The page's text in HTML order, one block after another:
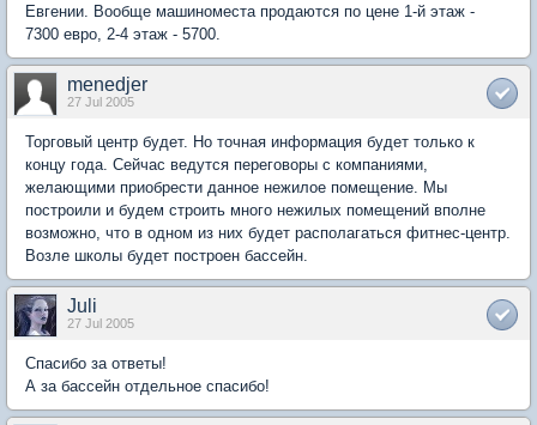
Евгении. Вообще машиноместа продаются по цене 1-й этаж -
7300 евро, 2-4 этаж - 5700.
menedjer
27 Jul 2005
Торговый центр будет. Но точная информация будет только к
концу года. Сейчас ведутся переговоры с компаниями,
желающими приобрести данное нежилое помещение. Мы
построили и будем строить много нежилых помещений вполне
возможно, что в одном из них будет располагаться фитнес-центр.
Возле школы будет построен бассейн.
Juli
27 Jul 2005
Спасибо за ответы!
А за бассейн отдельное спасибо!